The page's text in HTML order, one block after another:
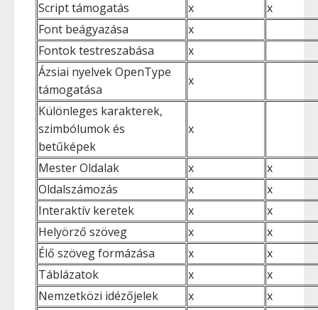
Script támogatás
x
x
Font beágyazása
x
Fontok testreszabása
x
Ázsiai nyelvek OpenType
támogatása
x
Különleges karakterek,
szimbólumok és
betűképek
x
Mester Oldalak x
x
Oldalszámozás
x
x
Interaktív keretek
x
x
Helyörző szöveg
x
x
Élő szöveg formázása
x
x
Táblázatok
x
x
Nemzetközi idézőjelek
x x